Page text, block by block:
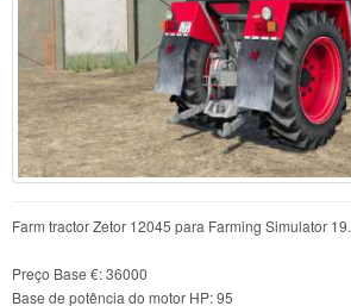
Farm tractor Zetor 12045 para Farming Simulator 19.
Preço Base €: 36000
Base de potência do motor HP: 95